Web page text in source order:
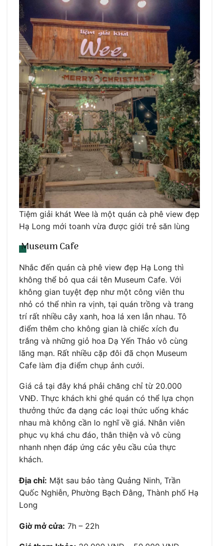
Tiệm giải khát Wee là một quán cà phê view đẹp
Hạ Long mới toanh vừa được giới trẻ săn lùng
Museum Cafe
Nhắc đến quán cà phê view đẹp Hạ Long thì
không thể bỏ qua cái tên Museum Cafe. Với
không gian tuyệt đẹp như một công viên thu
nhỏ có thể nhìn ra vịnh, tại quán trồng và trang
trí rất nhiều cây xanh, hoa lá xen lẫn nhau. Tô
điểm thêm cho không gian là chiếc xích đu
trắng và những giỏ hoa Dạ Yến Thảo vô cùng
lãng mạn. Rất nhiều cặp đôi đã chọn Museum
Cafe làm địa điểm chụp ảnh cưới.
Giá cả tại đây khá phải chăng chỉ từ 20.000
VNĐ. Thực khách khi ghé quán có thể lựa chọn
thưởng thức đa dạng các loại thức uống khác
nhau mà không cần lo nghĩ về giá. Nhân viên
phục vụ khá chu đáo, thân thiện và vô cùng
nhanh nhẹn đáp ứng các yêu cầu của thực
khách.
Địa chỉ: Mặt sau bảo tàng Quảng Ninh, Trần
Quốc Nghiễn, Phường Bạch Đằng, Thành phố Hạ
Long
Giờ mở cửa: 7h – 22h